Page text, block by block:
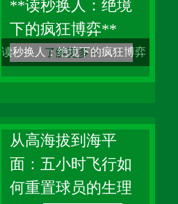
战术板到AI数据分析，我自认
见证了体育战术演变的几乎所
有浪潮。但每当有人问我，什
**读秒换人：绝境
下的疯狂博弈**
读秒换人：绝境下的疯狂博弈
当比赛时间像沙漏中的最后一
那个刺眼的数字像一把尖刀插
在心头，当球员们的双腿已经
像灌了铅一样沉重——这时
了解更多 >
从高海拔到海平
面：五小时飞行如
何重置球员的生理